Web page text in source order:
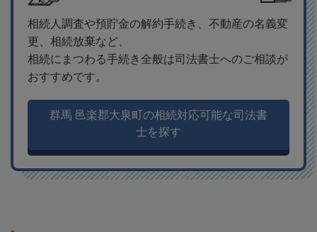
相続人調査や預貯金の解約手続き、不動産の名義変
更、相続放棄など、
相続にまつわる手続き全般は司法書士へのご相談が
おすすめです。
群馬 邑楽郡大泉町の相続対応可能な司法書
士を探す